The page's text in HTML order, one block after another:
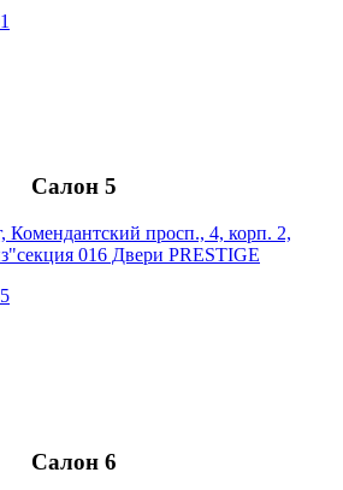
Салон 5
Комендантский просп., 4, корп. 2,
016 Двери PRESTIGE
Салон 6